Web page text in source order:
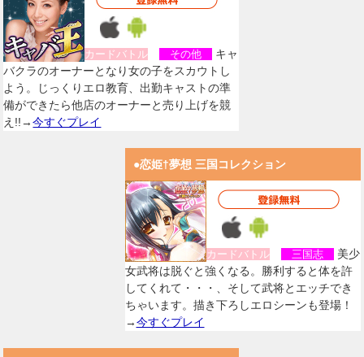
カードバトル その他
キャ
バクラのオーナーとなり女の子をスカウトし
よう。じっくりエロ教育、出勤キャストの準
備ができたら他店のオーナーと売り上げを競
え!!→今すぐプレイ
●恋姫†夢想 三国コレクション
カードバトル 三国志
美少
女武将は脱ぐと強くなる。勝利すると体を許
してくれて・・・、そして武将とエッチでき
ちゃいます。描き下ろしエロシーンも登場！
→今すぐプレイ